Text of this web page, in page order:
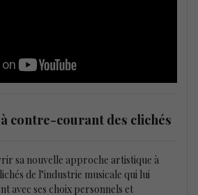
contre-courant des clichés
sa nouvelle approche artistique à
de l’industrie musicale qui lui
avec ses choix personnels et